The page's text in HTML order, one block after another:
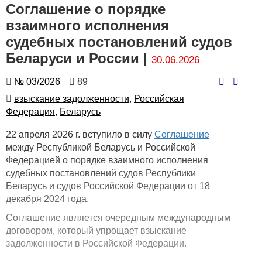
Соглашение о порядке
взаимного исполнения
судебных постановлений судов
Беларуси и России | 30.06.2026
Номер
№ 03/2026
Количество
89
Автор
взыскание задолженности, Российская
Федерация, Беларусь
22 апреля 2026 г. вступило в силу Соглашение
между Республикой Беларусь и Российской
Федерацией о порядке взаимного исполнения
судебных постановлений судов Республики
Беларусь и судов Российской Федерации от 18
декабря 2024 года.
Соглашение является очередным международным
договором, который упрощает взыскание
задолженности в Российской Федерации.